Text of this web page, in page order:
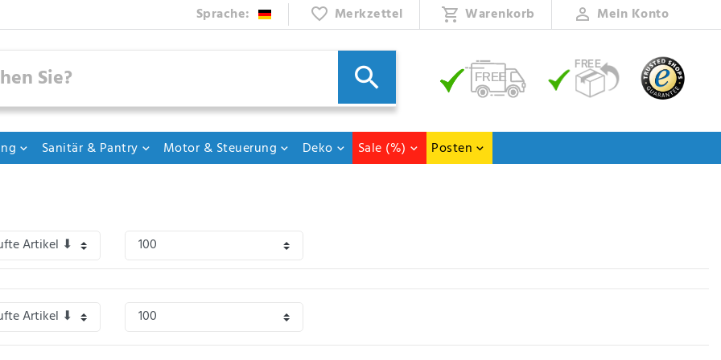
Sprache: Merkzettel Warenkorb Mein Konto
Sanitär & Pantry Motor & Steuerung Deko Sale (%) Posten